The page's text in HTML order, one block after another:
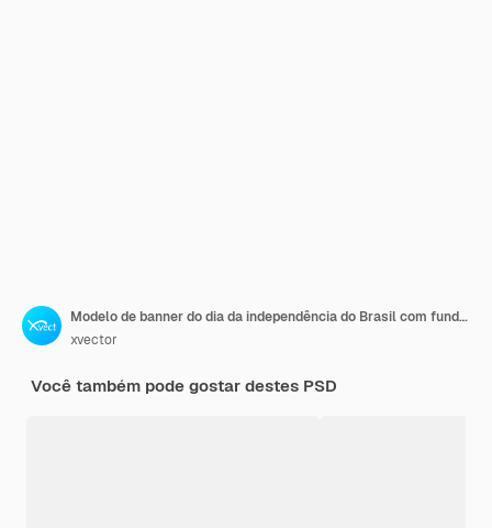
Modelo de banner do dia da independência do Brasil com fundo de bandeira
xvector
Você também pode gostar destes PSD